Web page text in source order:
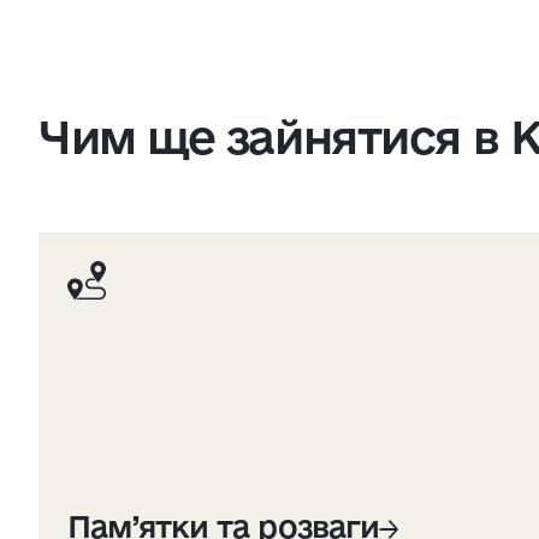
Чим ще зайнятися в
Пам’ятки та розваги